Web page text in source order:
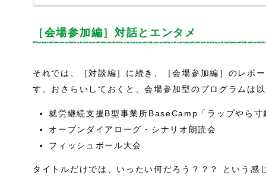
［会場参加編］対話とエンタメ
それでは、［対談編］に続き、［会場参加編］のレポ
す。おさらいしておくと、会場参加型のプログラムは
就労継続支援B型事業所BaseCamp「ラップやら寸
オープンダイアローグ・シナリオ朗読会
フィッシュボール大会
タイトルだけでは、いったい何だろう？？？ という感